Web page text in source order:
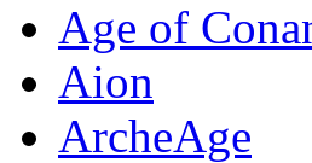
Age of
Aion
ArcheAge